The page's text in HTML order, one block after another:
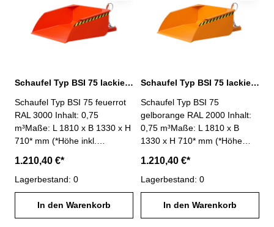
Schürfleiste aus Spezialstahl-
stabiler Grundrahmen-
Sicherung gegen
unbeabsichtigtes Abrutschen-
Schürfleiste aus Spezialstahl-
stabiler Grundrahmen-
Sicherung gegen
unbeabsichtigtes Abrutschen-
Schaufel Typ BSI 75 lackiert feuerrot RAL 3000
Schaufel Typ BSI 75 feuerrot
RAL 3000 Inhalt: 0,75
m³Maße: L 1810 x B 1330 x H
710* mm (*Höhe inkl.
Innenmaße: L 1245 x B 1250
x H 510 mmTragfähigkeit:
1000 kg - einfache Aufnahme
mit Gabelzinken- Kippen in
jeder Höhe per Seilzug vom
1.210,40 €*
Lagerbestand: 0
In den Warenkorb
Schaufel Typ BSI 75 lackiert gelborange RAL 2000
Schaufel Typ BSI 75
gelborange RAL 2000 Inhalt:
0,75 m³Maße: L 1810 x B
1330 x H 710* mm (*Höhe
Innenmaße: L 1245 x B 1250
x H 510 mmTragfähigkeit:
1000 kg - einfache Aufnahme
mit Gabelzinken- Kippen in
jeder Höhe per Seilzug vom
1.210,40 €*
Lagerbestand: 0
In den Warenkorb